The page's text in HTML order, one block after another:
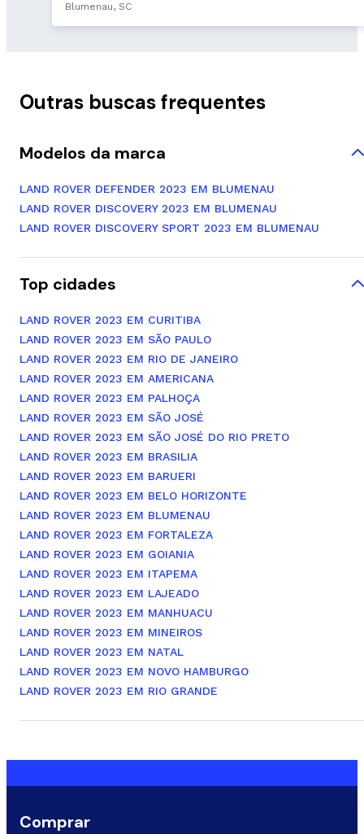
Blumenau, SC
Outras buscas frequentes
Modelos da marca
LAND ROVER DEFENDER 2023 EM BLUMENAU
LAND ROVER DISCOVERY 2023 EM BLUMENAU
LAND ROVER DISCOVERY SPORT 2023 EM BLUMENAU
Top cidades
LAND ROVER 2023 EM CURITIBA
LAND ROVER 2023 EM SÃO PAULO
LAND ROVER 2023 EM RIO DE JANEIRO
LAND ROVER 2023 EM AMERICANA
LAND ROVER 2023 EM PALHOÇA
LAND ROVER 2023 EM SÃO JOSÉ
LAND ROVER 2023 EM SÃO JOSÉ DO RIO PRETO
LAND ROVER 2023 EM BRASILIA
LAND ROVER 2023 EM BARUERI
LAND ROVER 2023 EM BELO HORIZONTE
LAND ROVER 2023 EM BLUMENAU
LAND ROVER 2023 EM FORTALEZA
LAND ROVER 2023 EM GOIANIA
LAND ROVER 2023 EM ITAPEMA
LAND ROVER 2023 EM LAJEADO
LAND ROVER 2023 EM MANHUACU
LAND ROVER 2023 EM MINEIROS
LAND ROVER 2023 EM NATAL
LAND ROVER 2023 EM NOVO HAMBURGO
LAND ROVER 2023 EM RIO GRANDE
Comprar